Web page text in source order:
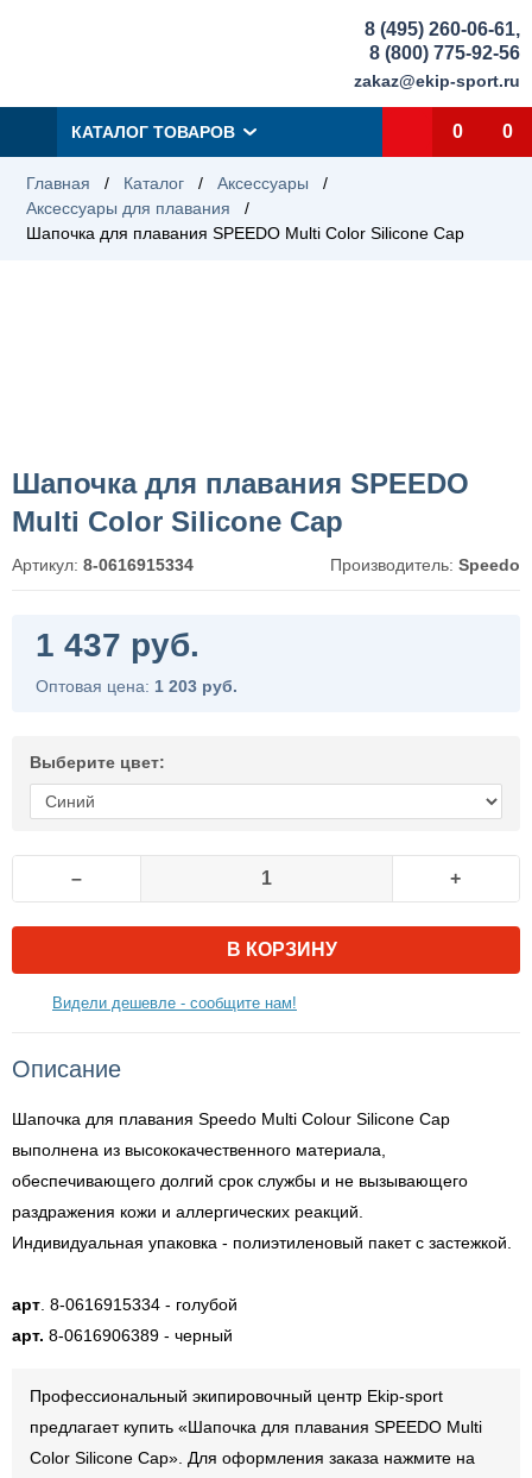
8 (495) 260-06-61,
8 (800) 775-92-56
zakaz@ekip-sport.ru
КАТАЛОГ ТОВАРОВ 0 0
Главная / Каталог / Аксессуары
/
Аксессуары для плавания
/
Шапочка для плавания SPEEDO Multi Color Silicone Cap
Шапочка для плавания SPEEDO
Multi Color Silicone Cap
Артикул: 8-0616915334 Производитель: Speedo
1 437 руб.
Оптовая цена: 1 203 руб.
Выберите цвет:
– +
В КОРЗИНУ
Видели дешевле - сообщите нам!
Описание
Шапочка для плавания Speedo Multi Colour Silicone Cap
выполнена из высококачественного материала,
обеспечивающего долгий срок службы и не вызывающего
раздражения кожи и аллергических реакций.
Индивидуальная упаковка - полиэтиленовый пакет с застежкой.
арт . 8-0616915334 - голубой
арт. 8-0616906389 - черный
Профессиональный экипировочный центр Ekip-sport
предлагает купить «Шапочка для плавания SPEEDO Multi
Color Silicone Cap». Для оформления заказа нажмите на